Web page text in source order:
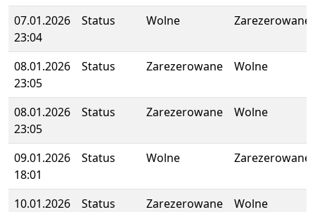
07.01.2026
23:04
Status Wolne Zarezerowane
08.01.2026
23:05
Status Zarezerowane Wolne
08.01.2026
23:05
Status Zarezerowane Wolne
09.01.2026
18:01
Status Wolne Zarezerowane
10.01.2026
Status Zarezerowane Wolne